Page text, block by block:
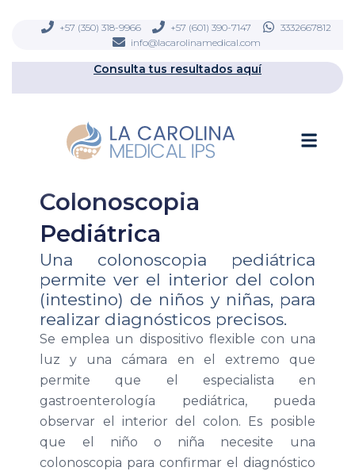
+57 (350) 318-9966 +57 (601) 390-7147
3332667812
info@lacarolinamedical.com
Consulta tus resultados aquí
Colonoscopia
Pediátrica
Una colonoscopia pediátrica
permite ver el interior del colon
(intestino) de niños y niñas, para
realizar diagnósticos precisos.
Se emplea un dispositivo flexible con una
luz y una cámara en el extremo que
permite que el especialista en
gastroenterología pediátrica, pueda
observar el interior del colon. Es posible
que el niño o niña necesite una
colonoscopia para confirmar el diagnóstico